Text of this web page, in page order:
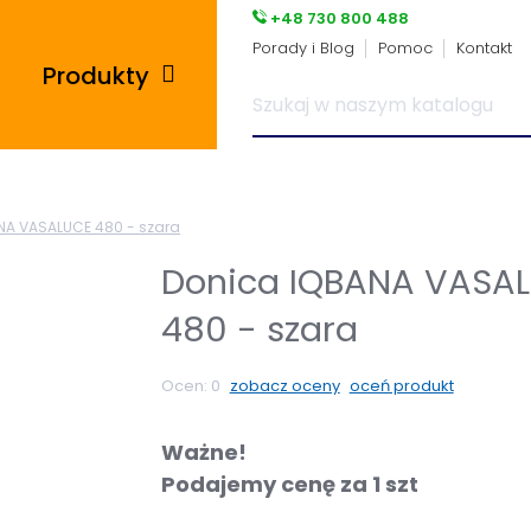
Produkty
Posadzki przemysłowe
Płyty tarasowe
Panele winylowe
Porady i Blog Pomoc Kontakt
+48 730 800 488
VASALUCE 480 - szara
Donica IQBANA
480 - szara
Ocen: 0 zobacz oceny oceń produkt
Ważne!
Podajemy cenę za 1 szt